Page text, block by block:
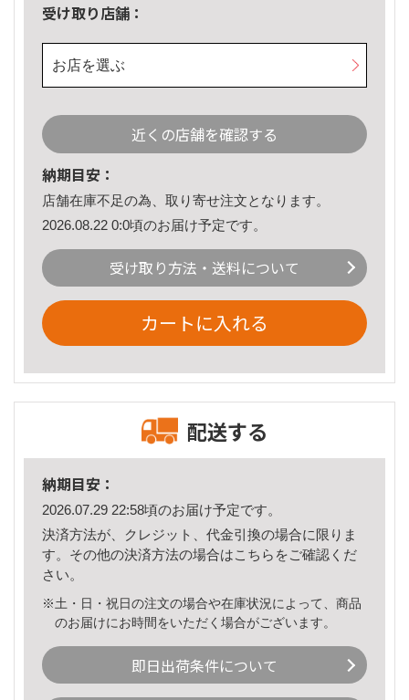
受け取り店舗：
お店を選ぶ
近くの店舗を確認する
納期目安：
店舗在庫不足の為、取り寄せ注文となります。
2026.08.22 0:0頃のお届け予定です。
受け取り方法・送料について
カートに入れる
配送する
納期目安：
2026.07.29 22:58頃のお届け予定です。
決済方法が、クレジット、代金引換の場合に限りま
す。その他の決済方法の場合はこちら をご確認くだ
さい。
※土・日・祝日の注文の場合や在庫状況によって、商品
のお届けにお時間をいただく場合がございます。
即日出荷条件について